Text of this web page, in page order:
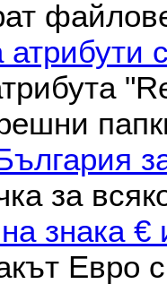
за
знака €
Евро